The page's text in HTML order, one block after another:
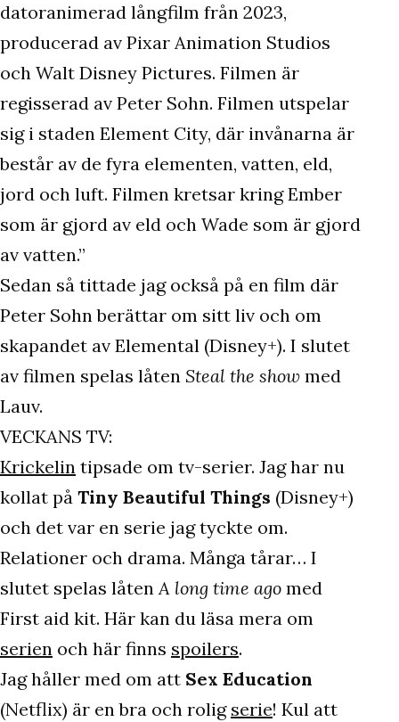
datoranimerad långfilm från 2023,
producerad av Pixar Animation Studios
och Walt Disney Pictures. Filmen är
regisserad av Peter Sohn. Filmen utspelar
sig i staden Element City, där invånarna är
består av de fyra elementen, vatten, eld,
jord och luft. Filmen kretsar kring Ember
som är gjord av eld och Wade som är gjord
av vatten.”
Sedan så tittade jag också på en film där
Peter Sohn berättar om sitt liv och om
skapandet av Elemental (Disney+). I slutet
av filmen spelas låten Steal the show med
Lauv.
VECKANS TV:
Krickelin tipsade om tv-serier. Jag har nu
kollat på Tiny Beautiful Things (Disney+)
och det var en serie jag tyckte om.
Relationer och drama. Många tårar… I
slutet spelas låtenA long time ago med
First aid kit. Här kan du läsa mera om
serien och här finns spoilers.
Jag håller med om att Sex Education
(Netflix) är en bra och rolig serie! Kul att